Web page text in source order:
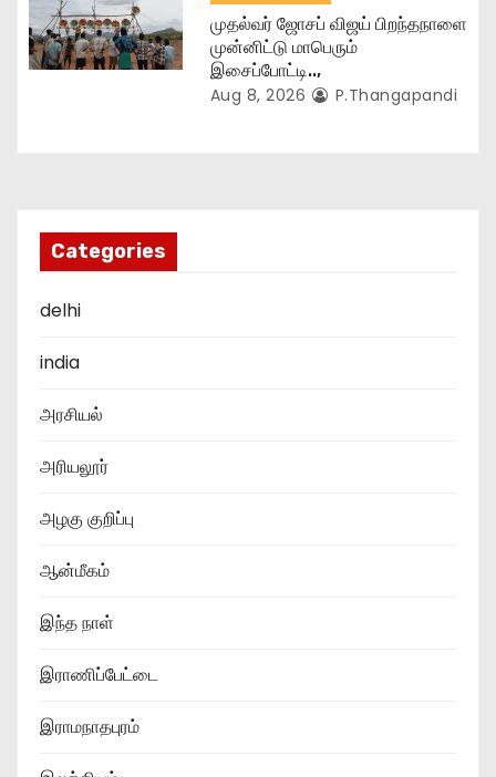
முதல்வர் ஜோசப் விஜய் பிறந்தநாளை
முன்னிட்டு மாபெரும்
இசைப்போட்டி..,
Aug 8, 2026 P.Thangapandi
Categories
delhi
india
அரசியல்
அரியலூர்
அழகு குறிப்பு
ஆன்மீகம்
இந்த நாள்
இராணிப்பேட்டை
இராமநாதபுரம்